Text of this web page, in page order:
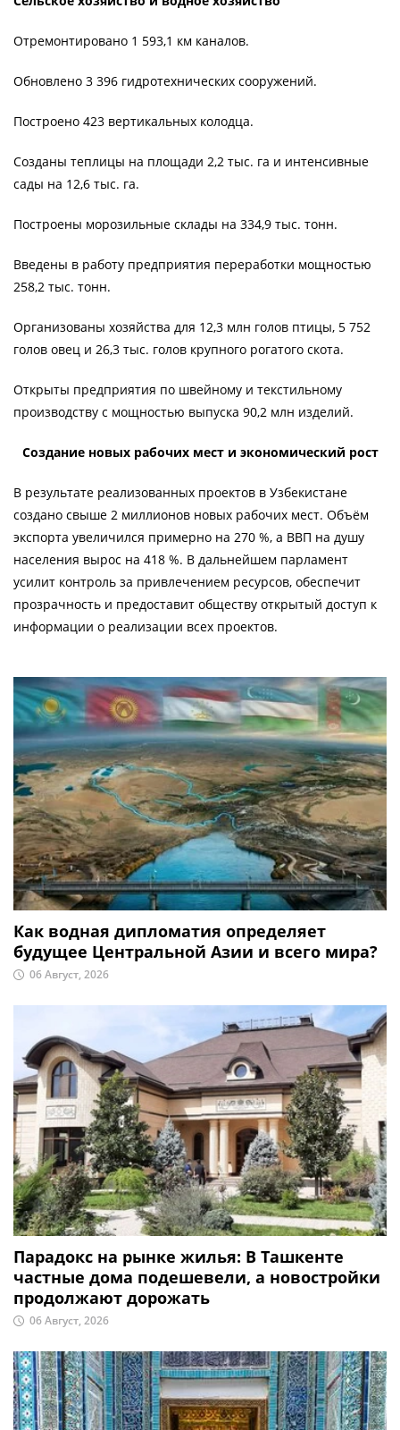
Отремонтировано 1 593,1 км каналов.
Обновлено 3 396 гидротехнических сооружений.
Построено 423 вертикальных колодца.
Созданы теплицы на площади 2,2 тыс. га и интенсивные
сады на 12,6 тыс. га.
Построены морозильные склады на 334,9 тыс. тонн.
Введены в работу предприятия переработки мощностью
258,2 тыс. тонн.
Организованы хозяйства для 12,3 млн голов птицы, 5 752
голов овец и 26,3 тыс. голов крупного рогатого скота.
Открыты предприятия по швейному и текстильному
производству с мощностью выпуска 90,2 млн изделий.
Создание новых рабочих мест и экономический рост
В результате реализованных проектов в Узбекистане
создано свыше 2 миллионов новых рабочих мест. Объём
экспорта увеличился примерно на 270 %, а ВВП на душу
населения вырос на 418 %. В дальнейшем парламент
усилит контроль за привлечением ресурсов, обеспечит
прозрачность и предоставит обществу открытый доступ к
информации о реализации всех проектов.
Как водная дипломатия определяет
будущее Центральной Азии и всего мира?
06 Август, 2026
Парадокс на рынке жилья: В Ташкенте
частные дома подешевели, а новостройки
продолжают дорожать
06 Август, 2026